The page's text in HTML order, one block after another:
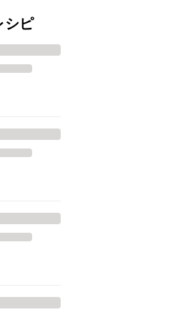
シピ